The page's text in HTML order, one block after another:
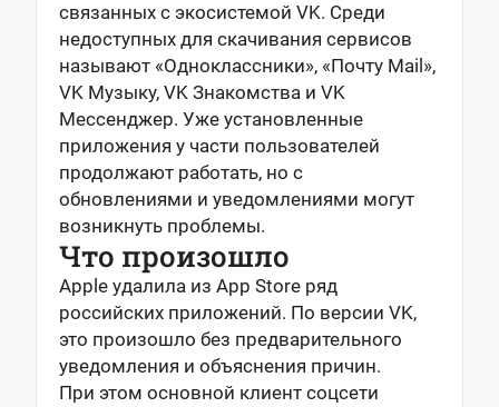
связанных с экосистемой VK. Среди
недоступных для скачивания сервисов
называют «Одноклассники», «Почту Mail»,
VK Музыку, VK Знакомства и VK
Мессенджер. Уже установленные
приложения у части пользователей
продолжают работать, но с
обновлениями и уведомлениями могут
возникнуть проблемы.
Что произошло
Apple удалила из App Store ряд
российских приложений. По версии VK,
это произошло без предварительного
уведомления и объяснения причин.
При этом основной клиент соцсети